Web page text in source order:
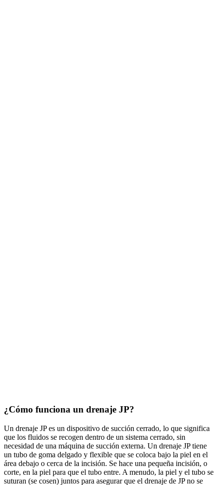
¿Cómo funciona un drenaje JP?
Un drenaje JP es un dispositivo de succión cerrado, lo que significa
que los fluidos se recogen dentro de un sistema cerrado, sin
necesidad de una máquina de succión externa. Un drenaje JP tiene
un tubo de goma delgado y flexible que se coloca bajo la piel en el
área debajo o cerca de la incisión. Se hace una pequeña incisión, o
corte, en la piel para que el tubo entre. A menudo, la piel y el tubo se
suturan (se cosen) juntos para asegurar que el drenaje de JP no se